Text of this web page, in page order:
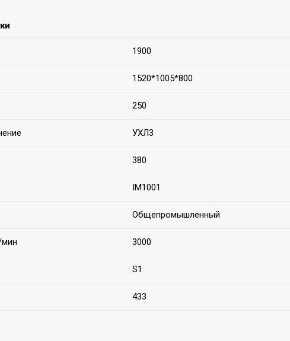
1900
1520*1005*800
250
УХЛ3
380
IM1001
Общепромышленный
3000
S1
433